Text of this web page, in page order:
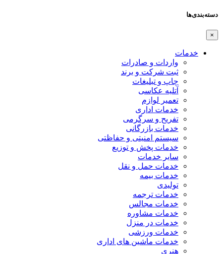
دسته‌بندی‌ها
×
خدمات
واردات و صادرات
ثبت شرکت و برند
چاپ و تبلیغات
آتلیه عکاسی
تعمیر لوازم
خدمات اداری
تفریح و سرگرمی
خدمات بازرگانی
سیستم امنیتی و حفاظتی
خدمات پخش و توزیع
سایر خدمات
خدمات حمل و نقل
خدمات بیمه
تولیدی
خدمات ترجمه
خدمات مجالس
خدمات مشاوره
خدمات در منزل
خدمات ورزشی
خدمات ماشین های اداری
هنری